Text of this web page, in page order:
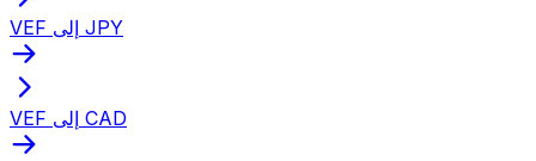
VEF إلى JPY
VEF إلى CAD